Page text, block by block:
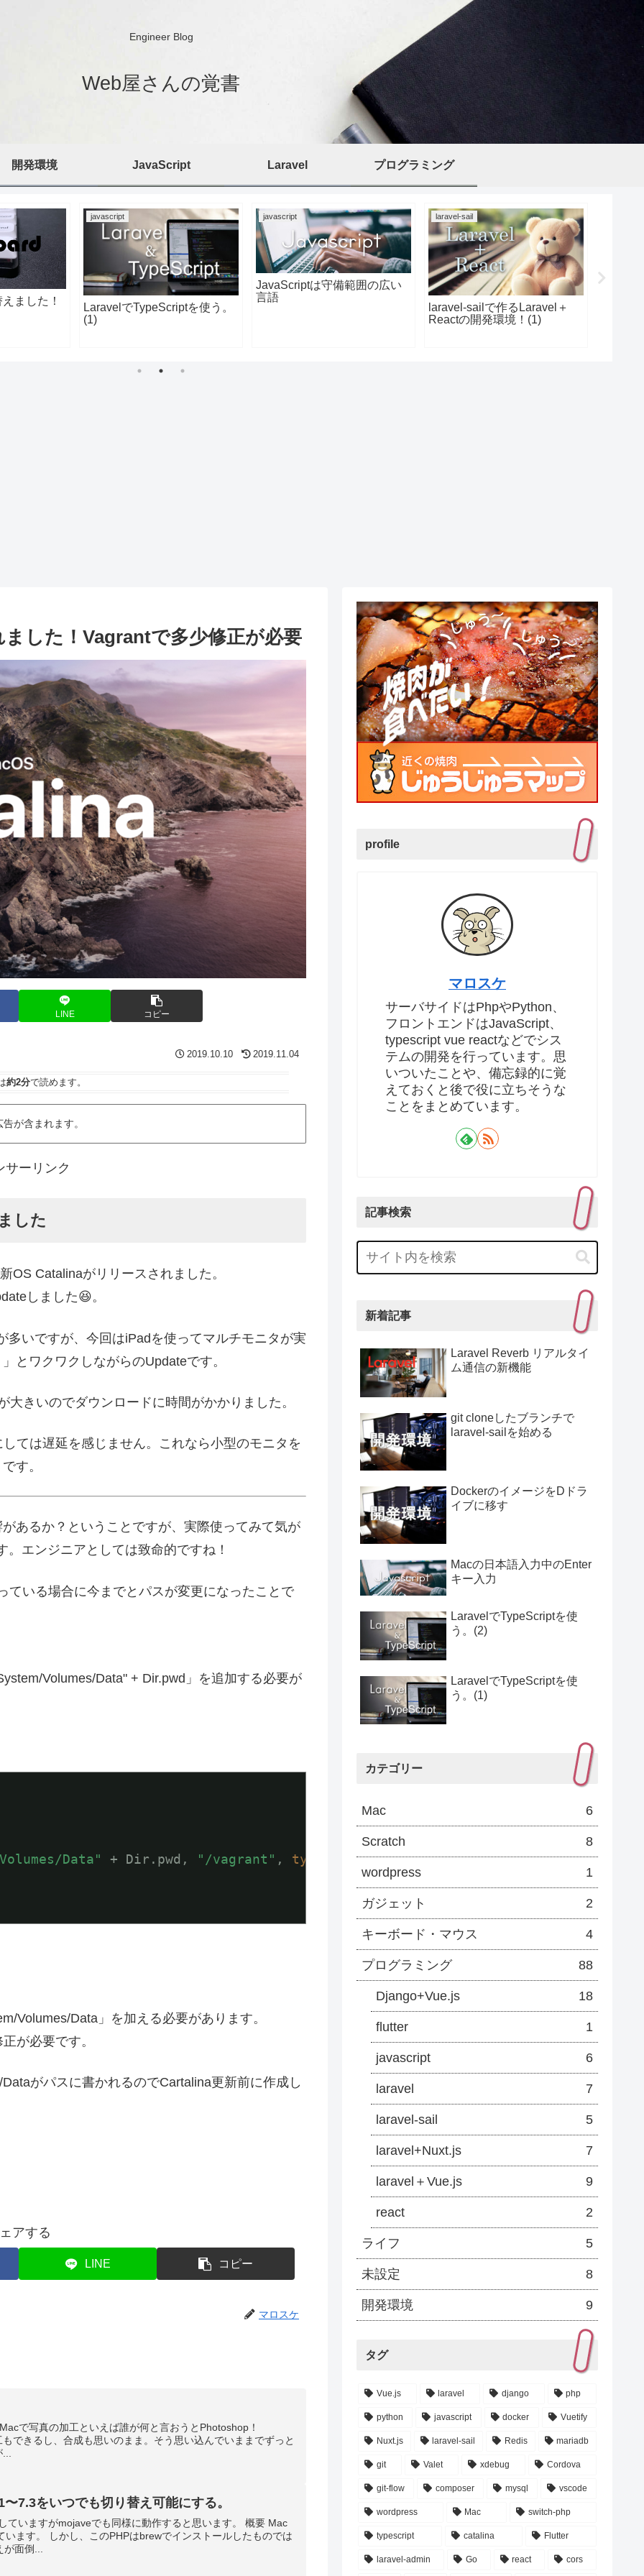
Engineer Blog
Web屋さんの覚書
開発環境 JavaScript Laravel プログラミング
ました！
javascript
LaravelでTypeScriptを使う。
(1)
javascript
JavaScriptは守備範囲の広い
言語
laravel-sail
laravel-sailで作るLaravel＋
Reactの開発環境！(1)
Macの
した！Vagrantで多少修正が必要
LINE コピー
2019.10.10 2019.11.04
約2分で読めます。
が含まれます。
サーリンク
した
OS Catalinaがリリースされました。
しました😆。
いですが、今回はiPadを使ってマルチモニタが実
とワクワクしながらのUpdateです。
きいのでダウンロードに時間がかかりました。
ては遅延を感じません。これなら小型のモニタを
す。
あるか？ということですが、実際使ってみて気が
エンジニアとしては致命的ですね！
ている場合に今までとパスが変更になったことで
Volumes/Data" + Dir.pwd」を追加する必要が
Data" + Dir.pwd, "/vagrant" , type "nfs"
Volumes/Data」を加える必要があります。
が必要です。
がパスに書かれるのでCartalina更新前に作成し
アする
LINE コピー
マロスケ
で写真の加工といえば誰が何と言おうとPhotoshop！
できるし、合成も思いのまま。そう思い込んでいままでずっと
...
7.3をいつでも切り替え可能にする。
ていますがmojaveでも同様に動作すると思います。 概要 Mac
います。 しかし、このPHPはbrewでインストールしたものでは
面倒...
profile
マロスケ
サーバサイドはPhpやPython、
フロントエンドはJavaScript、
typescript vue reactなどでシス
テムの開発を行っています。思
いついたことや、備忘録的に覚
えておくと後で役に立ちそうな
ことをまとめています。
記事検索
新着記事
Laravel Reverb リアルタイ
ム通信の新機能
git cloneしたブランチで
laravel-sailを始める
DockerのイメージをDドラ
イブに移す
Macの日本語入力中のEnter
キー入力
LaravelでTypeScriptを使
う。(2)
LaravelでTypeScriptを使
う。(1)
カテゴリー
Mac 6
Scratch 8
wordpress 1
ガジェット 2
キーボード・マウス 4
プログラミング 88
Django+Vue.js 18
flutter 1
javascript 6
laravel 7
laravel-sail 5
laravel+Nuxt.js 7
laravel＋Vue.js 9
react 2
ライフ 5
未設定 8
開発環境 9
タグ
Vue.js laravel django php
python javascript docker Vuetify
Nuxt.js laravel-sail Redis mariadb
git Valet xdebug Cordova
git-flow composer mysql vscode
wordpress Mac switch-php
typescript catalina Flutter
laravel-admin Go react cors